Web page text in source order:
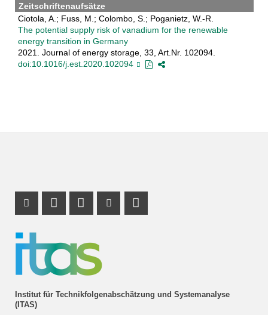
Zeitschriftenaufsätze
Ciotola, A.; Fuss, M.; Colombo, S.; Poganietz, W.-R.
The potential supply risk of vanadium for the renewable
energy transition in Germany
2021. Journal of energy storage, 33, Art.Nr. 102094.
doi:10.1016/j.est.2020.102094
Institut für Technikfolgenabschätzung und Systemanalyse
(ITAS)
Instagram Profil
Profil Mastodon
LinkedIn Profil
Youtube Profil
RSS-Link